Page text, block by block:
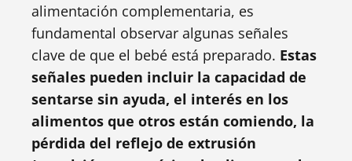
alimentación complementaria, es
fundamental observar algunas señales
clave de que el bebé está preparado. Estas
señales pueden incluir la capacidad de
sentarse sin ayuda, el interés en los
alimentos que otros están comiendo, la
pérdida del reflejo de extrusión